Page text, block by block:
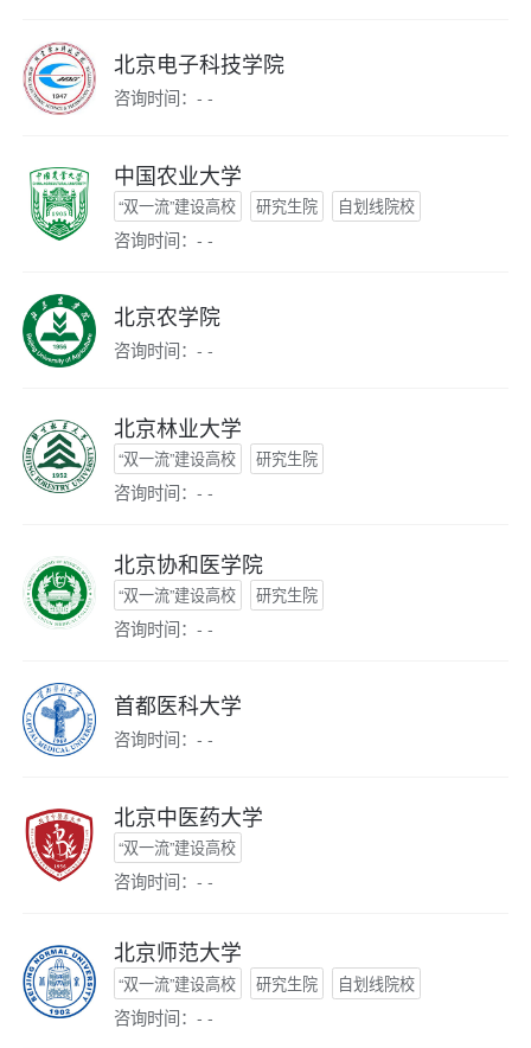
北京电子科技学院
咨询时间：- -
中国农业大学
“双一流”建设高校 研究生院 自划线院校
咨询时间：- -
北京农学院
咨询时间：- -
北京林业大学
“双一流”建设高校 研究生院
咨询时间：- -
北京协和医学院
“双一流”建设高校 研究生院
咨询时间：- -
首都医科大学
咨询时间：- -
北京中医药大学
“双一流”建设高校
咨询时间：- -
北京师范大学
“双一流”建设高校 研究生院 自划线院校
咨询时间：- -